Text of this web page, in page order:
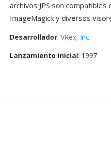
archivos JPS son compatibles
ImageMagick y diversos
Desarrollador: VRex, Inc.
Lanzamiento inicial: 1997